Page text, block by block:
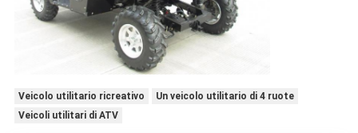
Veicolo utilitario ricreativo
Un veicolo utilitario di 4 ruote
Veicoli utilitari di ATV